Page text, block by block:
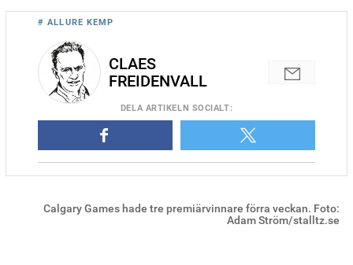
Calgary Games hade tre premiärvinnare förra veckan. Foto:
Adam Ström/stalltz.se
# ALLURE KEMP
CLAES
FREIDENVALL
DELA ARTIKELN SOCIALT: